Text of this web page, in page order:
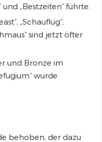
„Bestzeiten“ führte.
„Schauflug“,
sind jetzt öfter
und Bronze im
wurde
behoben, der dazu